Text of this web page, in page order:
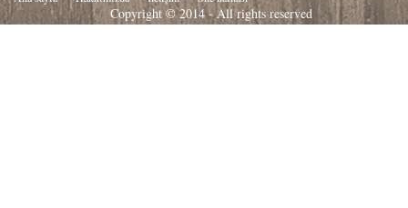
Copyright © 2014 - All rights reserved